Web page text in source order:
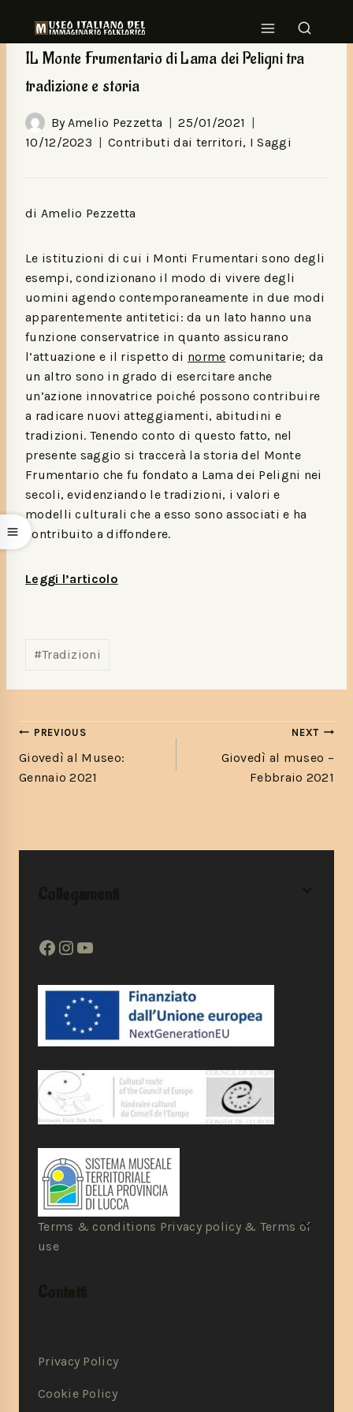
CONTRIBUTI DAI TERRITORI I SAGGI
IL Monte Frumentario di Lama dei Peligni tra
tradizione e storia
ByAmelio Pezzetta
25/01/2021
10/12/2023
Contributi dai territori, I Saggi
di Amelio Pezzetta
Le istituzioni di cui i Monti Frumentari sono degli
esempi, condizionano il modo di vivere degli
uomini agendo contemporaneamente in due modi
apparentemente antitetici: da un lato hanno una
funzione conservatrice in quanto assicurano
l’attuazione e il rispetto di norme comunitarie; da
un altro sono in grado di esercitare anche
un’azione innovatrice poiché possono contribuire
a radicare nuovi atteggiamenti, abitudini e
tradizioni. Tenendo conto di questo fatto, nel
presente saggio si traccerà la storia del Monte
Frumentario che fu fondato a Lama dei Peligni nei
secoli, evidenziando le tradizioni, i valori e
modelli culturali che a esso sono associati e ha
contribuito a diffondere.
Leggi l’articolo
#Tradizioni
PREVIOUS
Giovedì al Museo:
Gennaio 2021
NEXT
Giovedì al museo –
Febbraio 2021
Terms & conditions Privacy policy & Terms of
use
Privacy Policy
Cookie Policy